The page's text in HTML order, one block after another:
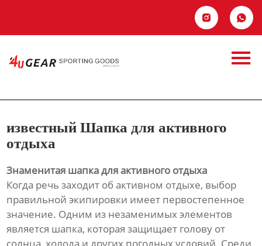
 
Контакты
известный Шапка
для активного
отдыха
известный Шапка для активного
отдыха
Знаменитая шапка для активного отдыха
Когда речь заходит об активном отдыхе, выбор
правильной экипировки имеет первостепенное
значение. Одним из незаменимых элементов
является шапка, которая защищает голову от